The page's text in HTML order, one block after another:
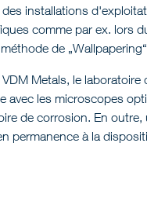
installations
comme par ex. lors
de „Wallpapering“
Metals, le laboratoire
avec les microscopes
de corrosion. En
permanence à la